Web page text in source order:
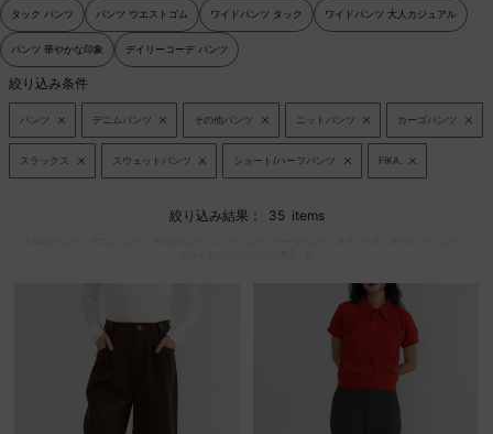
すべての商品
新着商品
予約商品
ブランド一覧
タック パンツ パンツ ウエストゴム ワイドパンツ タック ワイドパンツ 大人カジュアル
パンツ 華やかな印象 デイリーコーデ パンツ
絞り込み条件
パンツ デニムパンツ その他パンツ ニットパンツ カーゴパンツ
スラックス スウェットパンツ ショート/ハーフパンツ FIKA.
絞り込み結果： 35 items